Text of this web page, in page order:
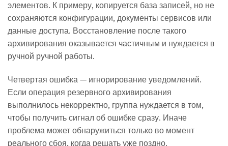
элементов. К примеру, копируется база записей, но не
сохраняются конфигурации, документы сервисов или
данные доступа. Восстановление после такого
архивирования оказывается частичным и нуждается в
ручной ручной работы.
Четвертая ошибка — игнорирование уведомлений.
Если операция резервного архивирования
выполнилось некорректно, группа нуждается в том,
чтобы получить сигнал об ошибке сразу. Иначе
проблема может обнаружиться только во момент
реального сбоя, когда решать уже поздно.